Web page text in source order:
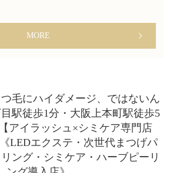
MORE
毛にハイダメージ、ではないん
駅徒歩1分・大阪上本町駅徒歩5
アイラッシュ×シミケア専門店
LEDエクステ・次世代まつげパ
ング・シミケア・ハーブピーリ